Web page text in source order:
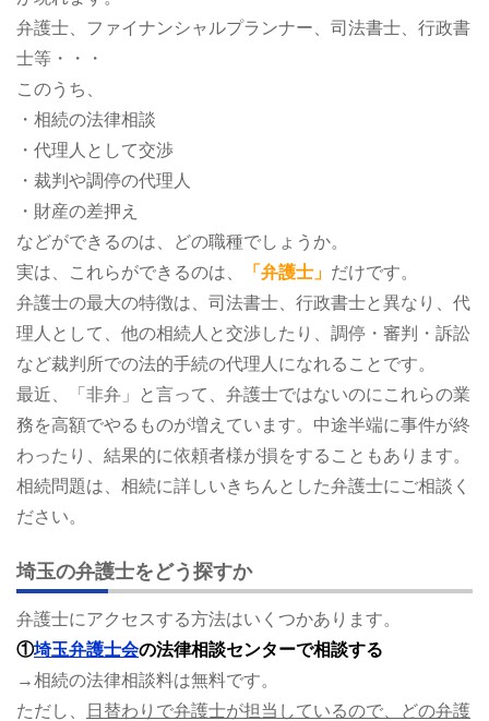
弁護士、ファイナンシャルプランナー、司法書士、行政書
士等・・・
このうち、
・相続の法律相談
・代理人として交渉
・裁判や調停の代理人
・財産の差押え
などができるのは、どの職種でしょうか。
実は、これらができるのは、
「弁護士」 だけです。
弁護士の最大の特徴は、司法書士、行政書士と異なり、代
理人として、他の相続人と交渉したり、調停・審判・訴訟
など裁判所での法的手続の代理人になれることです。
最近、「非弁」と言って、弁護士ではないのにこれらの業
務を高額でやるものが増えています。中途半端に事件が終
わったり、結果的に依頼者様が損をすることもあります。
相続問題は、相続に詳しいきちんとした弁護士にご相談く
ださい。
埼玉の弁護士をどう探すか
弁護士にアクセスする方法はいくつかあります。
①埼玉弁護士会の法律相談センターで相談する
→相続の法律相談料は無料です。
ただし、
日替わりで弁護士が担当しているので、どの弁護